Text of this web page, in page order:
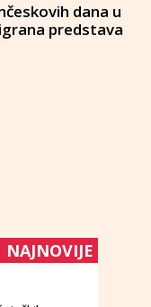
dana u
predstava
NAJNOVIJE